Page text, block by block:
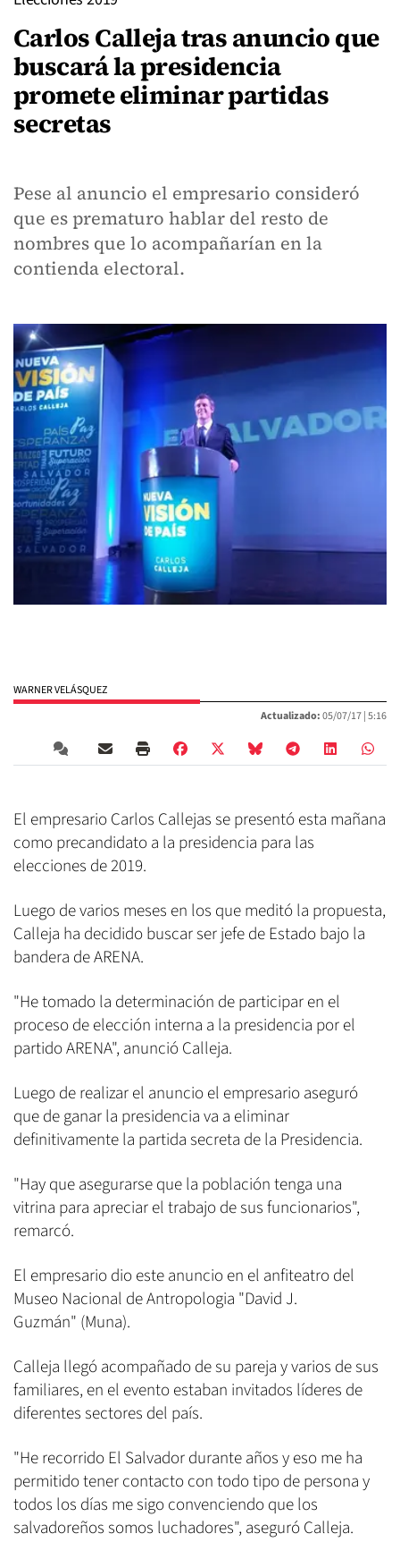
Carlos Calleja tras anuncio que
buscará la presidencia
promete eliminar partidas
secretas
Pese al anuncio el empresario consideró
que es prematuro hablar del resto de
nombres que lo acompañarían en la
contienda electoral.
WARNER VELÁSQUEZ
Actualizado:05/07/17 |5:16
El empresario Carlos Callejas se presentó esta mañana
como precandidato a la presidencia para las
elecciones de 2019.
Luego de varios meses en los que meditó la propuesta,
Calleja ha decidido buscar ser jefe de Estado bajo la
bandera de ARENA.
"He tomado la determinación de participar en el
proceso de elección interna a la presidencia por el
partido ARENA", anunció Calleja.
Luego de realizar el anuncio el empresario aseguró
que de ganar la presidencia va a eliminar
definitivamente la partida secreta de la Presidencia.
"Hay que asegurarse que la población tenga una
vitrina para apreciar el trabajo de sus funcionarios",
remarcó.
El empresario dio este anuncio en el anfiteatro del
Museo Nacional de Antropologia "David J.
Guzmán" (Muna).
Calleja llegó acompañado de su pareja y varios de sus
familiares, en el evento estaban invitados líderes de
diferentes sectores del país.
"He recorrido El Salvador durante años y eso me ha
permitido tener contacto con todo tipo de persona y
todos los días me sigo convenciendo que los
salvadoreños somos luchadores", aseguró Calleja.